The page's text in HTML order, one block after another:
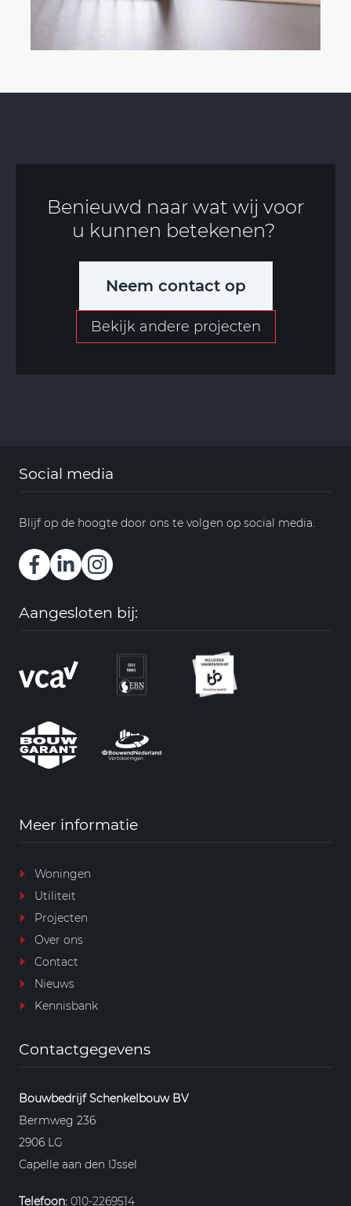
Benieuwd naar wat wij voor
u kunnen betekenen?
Neem contact op
Bekijk andere projecten
Social media
Blijf op de hoogte door ons te volgen op social media.
Aangesloten bij:
Meer informatie
Woningen
Utiliteit
Projecten
Over ons
Contact
Nieuws
Kennisbank
Contactgegevens
Bouwbedrijf Schenkelbouw BV
Bermweg 236
2906 LG
Capelle aan den IJssel
Telefoon: 010-2269514